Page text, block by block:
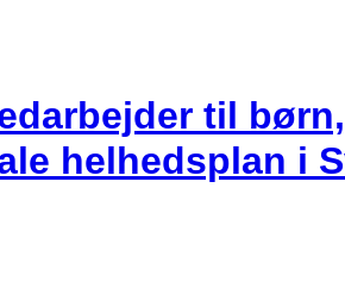
til
helhedsplan i